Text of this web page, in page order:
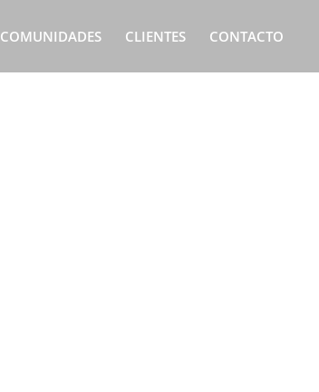
COMUNIDADES CLIENTES CONTACTO